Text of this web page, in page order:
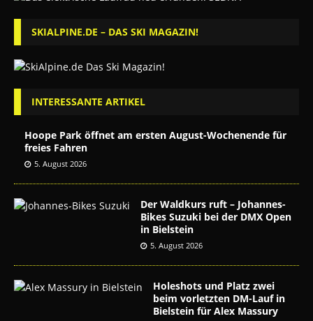
SKIALPINE.DE – DAS SKI MAGAZIN!
INTERESSANTE ARTIKEL
Hoope Park öffnet am ersten August-Wochenende für
freies Fahren
5. August 2026
Der Waldkurs ruft – Johannes-
Bikes Suzuki bei der DMX Open
in Bielstein
5. August 2026
Holeshots und Platz zwei
beim vorletzten DM-Lauf in
Bielstein für Alex Massury